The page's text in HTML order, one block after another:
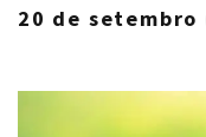
20 de